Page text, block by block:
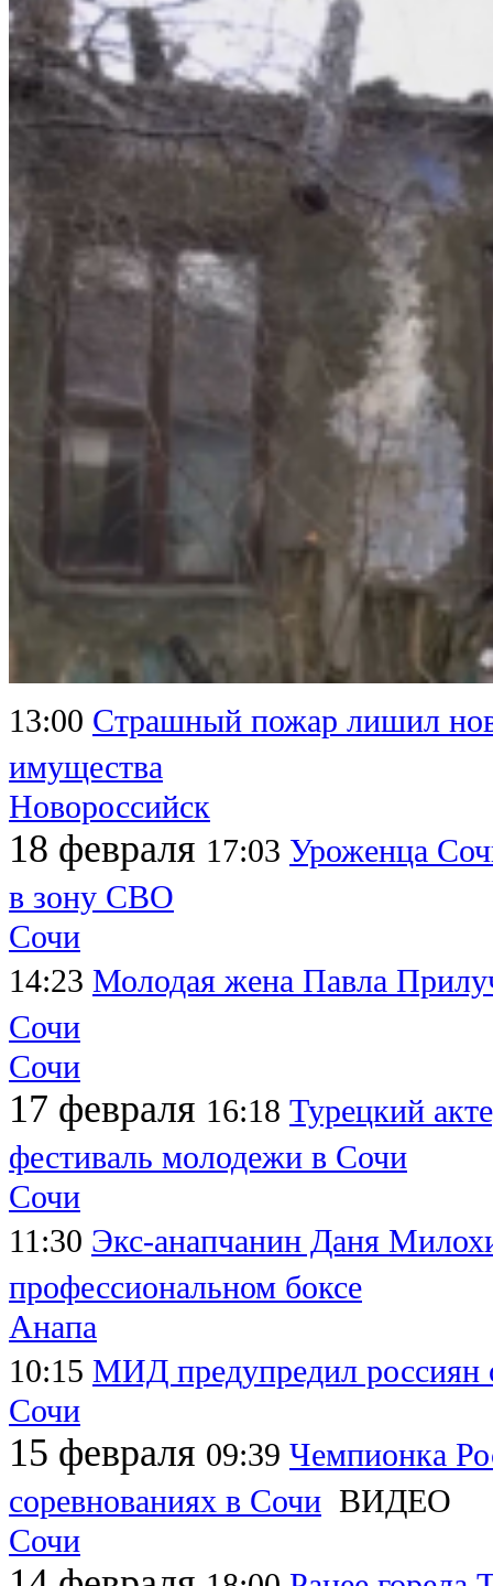
13:00 Страшный пожар лишил
имущества
Новороссийск
18 февраля 17:03 Уроженца
в зону СВО
Сочи
14:23 Молодая жена Павла
Сочи
Сочи
17 февраля 16:18 Турецкий
фестиваль молодежи в Сочи
Сочи
11:30 Экс-анапчанин Даня
профессиональном боксе
Анапа
10:15 МИД предупредил россиян
Сочи
15 февраля 09:39 Чемпионка
соревнованиях в Сочи ВИДЕО
Сочи